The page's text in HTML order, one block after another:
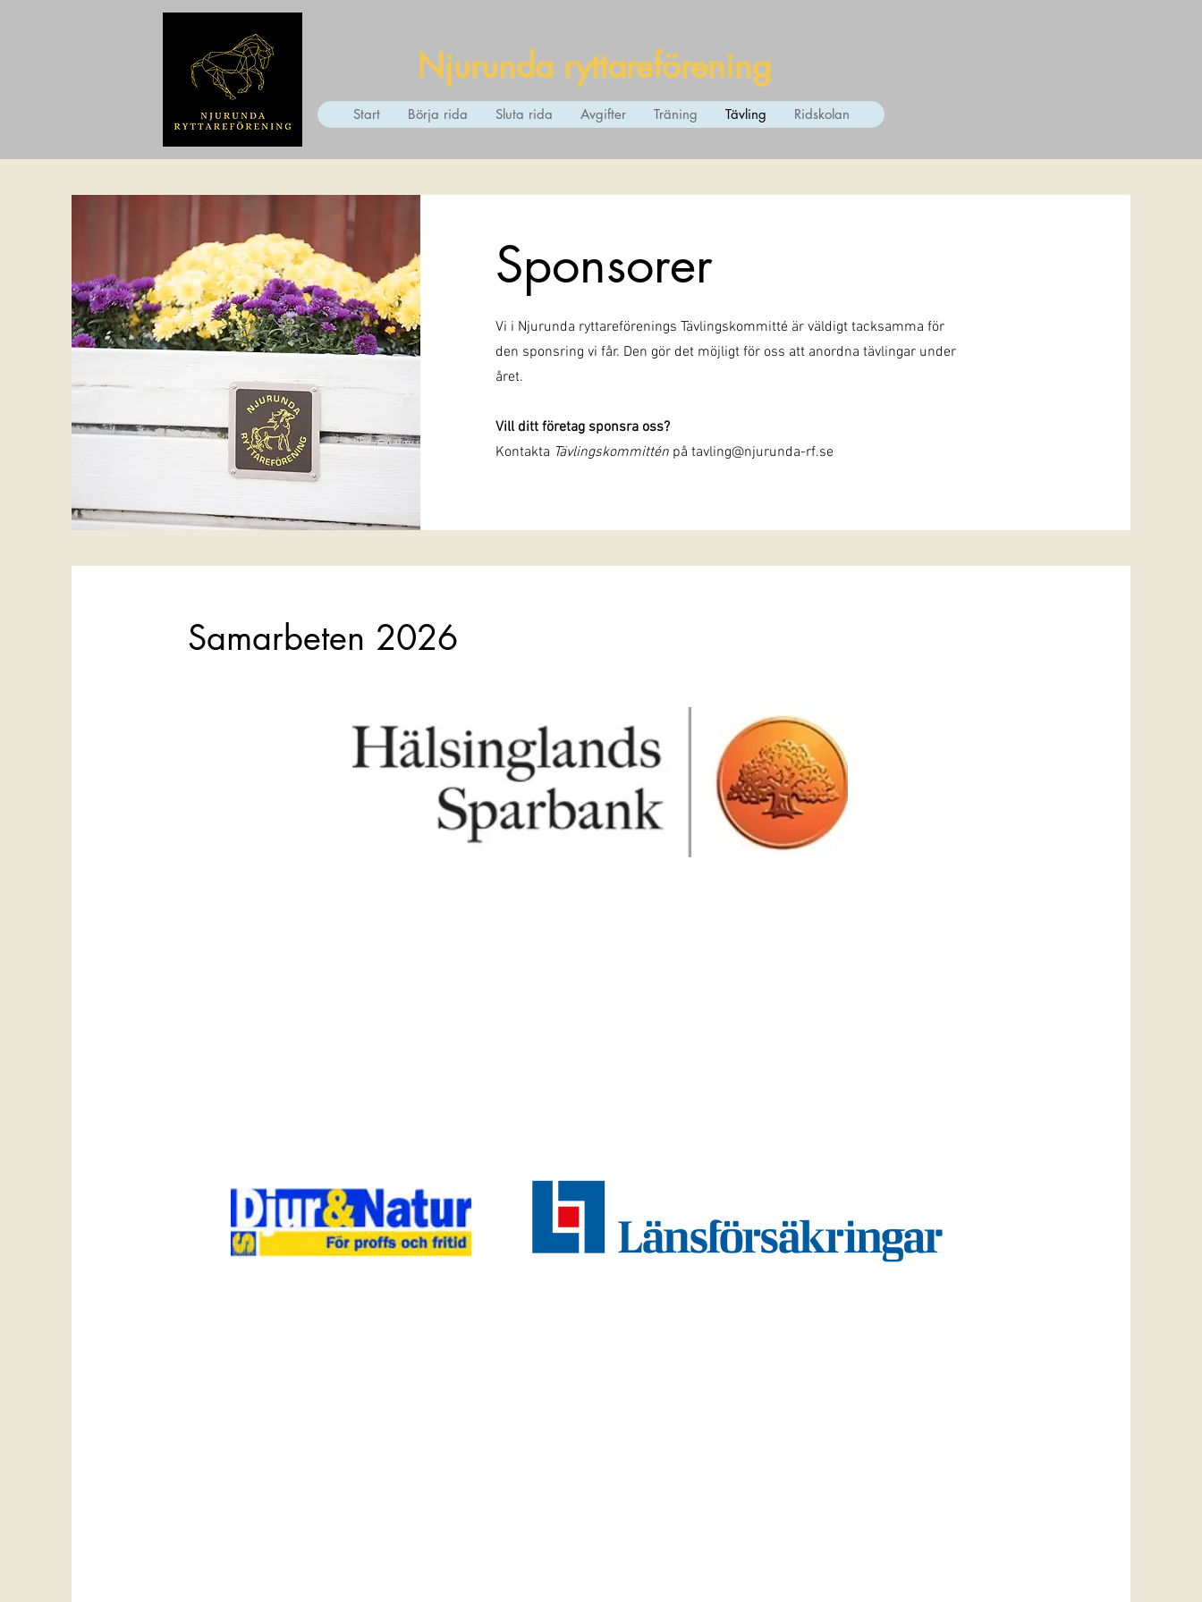
Njurunda ryttareförening
Start Börja rida Sluta rida Avgifter Träning Tävling Ridskolan
Sponsorer
Vi i Njurunda ryttareförenings Tävlingskommitté är väldigt tacksamma för
den sponsring vi får. Den gör det möjligt för oss att anordna tävlingar under
året.
Vill ditt företag sponsra oss?
Kontakta Tävlingskommitténpå tavling@njurunda-rf.se
Samarbeten 2026